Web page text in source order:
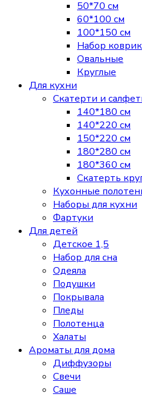
50*70 см
60*100 см
100*150 см
Набор
Овальные
Круглые
Для кухни
Скатерти и
140*180 см
140*220 см
150*220 см
180*280 см
180*360 см
Скатерть
Кухонные
Наборы для кухни
Фартуки
Для детей
Детское 1,5
Набор для сна
Одеяла
Подушки
Покрывала
Пледы
Полотенца
Халаты
Ароматы для дома
Диффузоры
Свечи
Cаше